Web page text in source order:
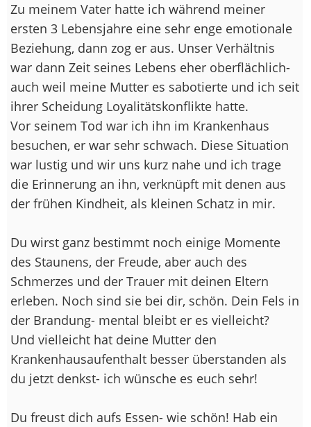
Zu meinem Vater hatte ich während meiner
ersten 3 Lebensjahre eine sehr enge emotionale
Beziehung, dann zog er aus. Unser Verhältnis
war dann Zeit seines Lebens eher oberflächlich-
auch weil meine Mutter es sabotierte und ich seit
ihrer Scheidung Loyalitätskonflikte hatte.
Vor seinem Tod war ich ihn im Krankenhaus
besuchen, er war sehr schwach. Diese Situation
war lustig und wir uns kurz nahe und ich trage
die Erinnerung an ihn, verknüpft mit denen aus
der frühen Kindheit, als kleinen Schatz in mir.
Du wirst ganz bestimmt noch einige Momente
des Staunens, der Freude, aber auch des
Schmerzes und der Trauer mit deinen Eltern
erleben. Noch sind sie bei dir, schön. Dein Fels in
der Brandung- mental bleibt er es vielleicht?
Und vielleicht hat deine Mutter den
Krankenhausaufenthalt besser überstanden als
du jetzt denkst- ich wünsche es euch sehr!
Du freust dich aufs Essen- wie schön! Hab ein